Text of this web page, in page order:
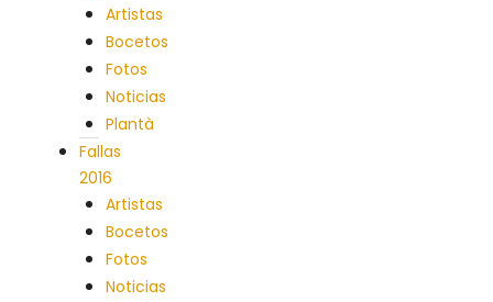
Artistas
Bocetos
Fotos
Noticias
Plantà
Fallas
2016
Artistas
Bocetos
Fotos
Noticias